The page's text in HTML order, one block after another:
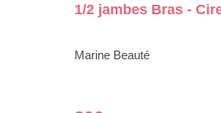
1/2 jambes Bras -
Marine Beauté